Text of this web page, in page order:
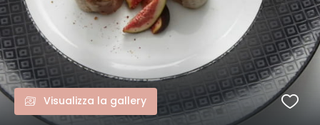
Visualizza la gallery